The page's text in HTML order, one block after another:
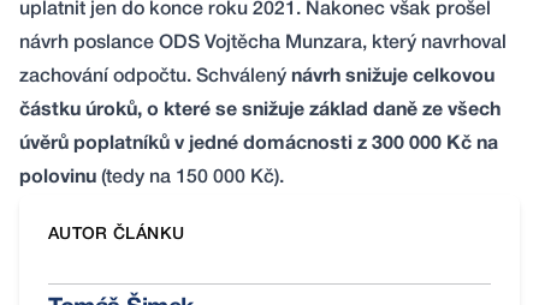
uplatnit jen do konce roku 2021. Nakonec však prošel
návrh poslance ODS Vojtěcha Munzara, který navrhoval
zachování odpočtu. Schválený návrh snižuje celkovou
částku úroků, o které se snižuje základ daně ze všech
úvěrů poplatníků v jedné domácnosti z 300 000 Kč na
polovinu (tedy na 150 000 Kč).
AUTOR ČLÁNKU